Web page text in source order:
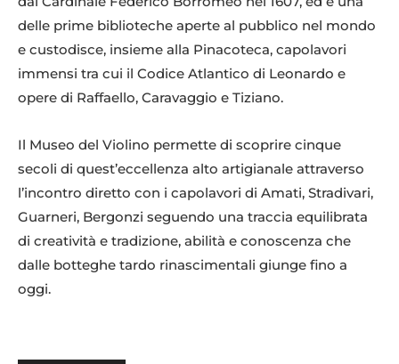
delle prime biblioteche aperte al pubblico nel mondo
e custodisce, insieme alla Pinacoteca, capolavori
immensi tra cui il Codice Atlantico di Leonardo e
opere di Raffaello, Caravaggio e Tiziano.
Il Museo del Violino permette di scoprire cinque
secoli di quest’eccellenza alto artigianale attraverso
l’incontro diretto con i capolavori di Amati, Stradivari,
Guarneri, Bergonzi seguendo una traccia equilibrata
di creatività e tradizione, abilità e conoscenza che
dalle botteghe tardo rinascimentali giunge fino a
oggi.